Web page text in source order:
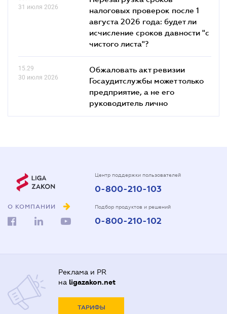
31 июля 2026
налоговых проверок после 1
августа 2026 года: будет ли
исчисление сроков давности "с
чистого листа"?
15.29
30 июля 2026
Обжаловать акт ревизии
Госаудитслужбы может только
предприятие, а не его
руководитель лично
О КОМПАНИИ
Центр поддержки пользователей
0-800-210-103
Подбор продуктов и решений
0-800-210-102
Реклама и PR
на ligazakon.net
ТАРИФЫ